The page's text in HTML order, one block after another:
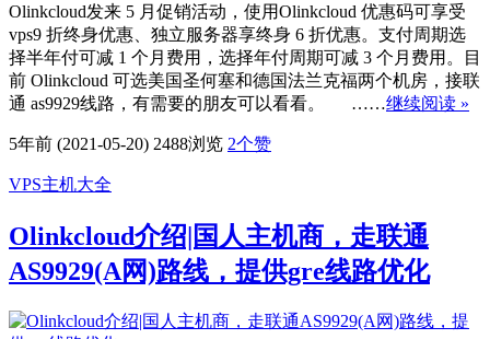
Olinkcloud发来 5 月促销活动，使用Olinkcloud 优惠码可享受
vps9 折终身优惠、独立服务器享终身 6 折优惠。支付周期选
择半年付可减 1 个月费用，选择年付周期可减 3 个月费用。目
前 Olinkcloud 可选美国圣何塞和德国法兰克福两个机房，接联
通 as9929线路，有需要的朋友可以看看。 ……继续阅读 »
5年前 (2021-05-20) 2488浏览 2个赞
VPS主机大全
Olinkcloud介绍|国人主机商，走联通
AS9929(A网)路线，提供gre线路优化